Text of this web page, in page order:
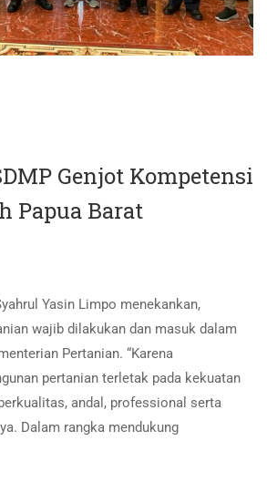
Genjot Kompetensi
Papua Barat
Yasin Limpo menekankan,
wajib dilakukan dan masuk dalam
Pertanian. “Karena
pertanian terletak pada kekuatan
andal, professional serta
Dalam rangka mendukung